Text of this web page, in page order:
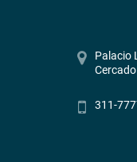
Palacio
311-